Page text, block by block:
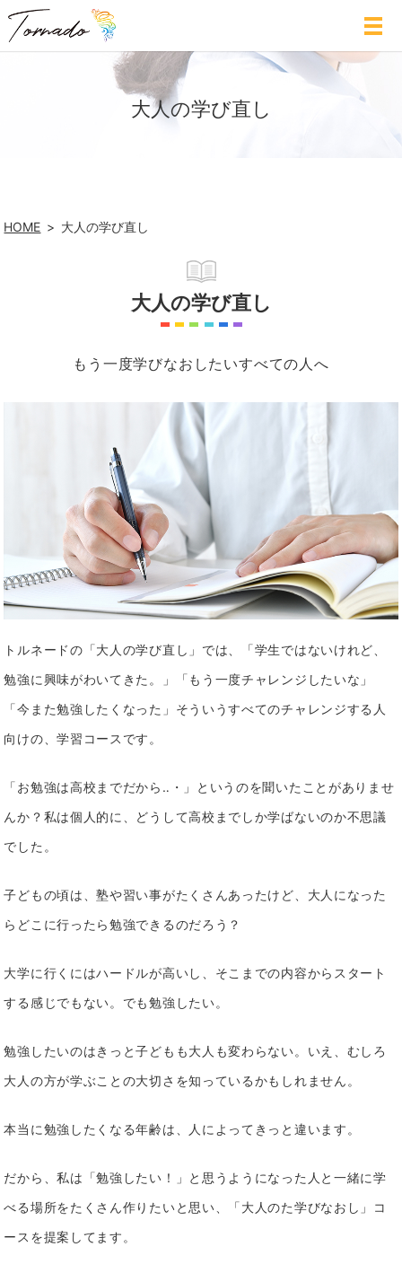
大人の学び直し
HOME 大人の学び直し
大人の学び直し
もう一度学びなおしたいすべての人へ
トルネードの「大人の学び直し」では、「学生ではないけれど、
勉強に興味がわいてきた。」「もう一度チャレンジしたいな」
「今また勉強したくなった」 そういうすべてのチャレンジする人
向けの、学習コースです。
「お勉強は高校までだから‥・」というのを聞いたことがありませ
んか？ 私は個人的に、どうして高校までしか学ばないのか不思議
でした。
子どもの頃は、塾や習い事がたくさんあったけど、大人になった
らどこに行ったら勉強できるのだろう？
大学に行くにはハードルが高いし、そこまでの内容からスタート
する感じでもない。でも勉強したい。
勉強したいのはきっと子どもも大人も変わらない。いえ、むしろ
大人の方が学ぶことの大切さを知っているかもしれません。
本当に勉強したくなる年齢は、人によってきっと違います。
だから、私は「勉強したい！」と思うようになった人と一緒に学
べる場所をたくさん作りたいと思い、「大人のた学びなおし」コ
ースを提案してます。